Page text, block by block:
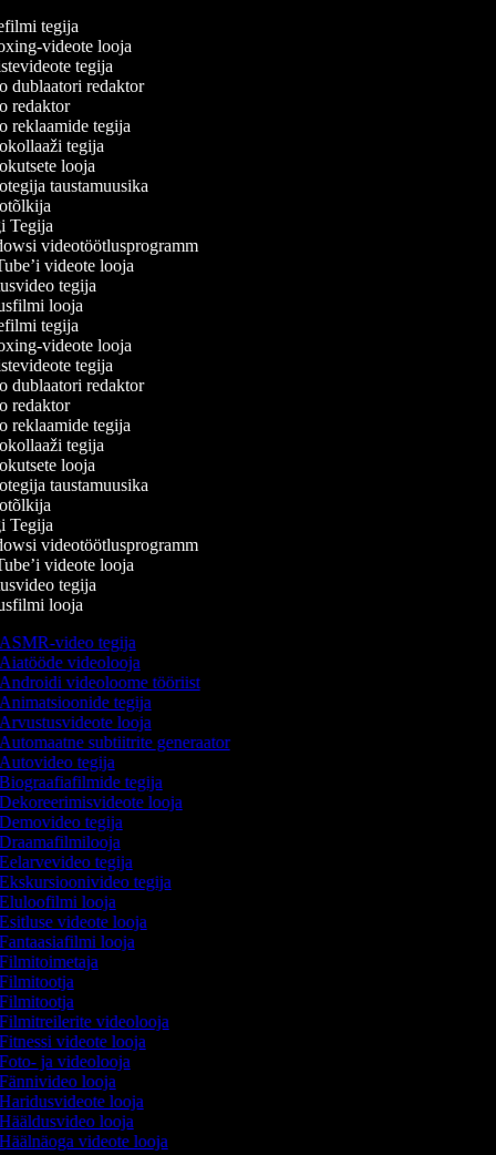
tegija
videote looja
tegija
dublaatori redaktor
redaktor
reklaamide tegija
tegija
looja
taustamuusika
videotöötlusprogramm
videote looja
tegija
looja
tegija
videote looja
tegija
dublaatori redaktor
redaktor
reklaamide tegija
tegija
looja
taustamuusika
videotöötlusprogramm
videote looja
tegija
looja
video tegija
videolooja
videoloome tööriist
tegija
looja
subtiitrite generaator
tegija
tegija
looja
tegija
tegija
tegija
looja
videote looja
looja
videolooja
videote looja
ja videolooja
looja
looja
looja
videote looja